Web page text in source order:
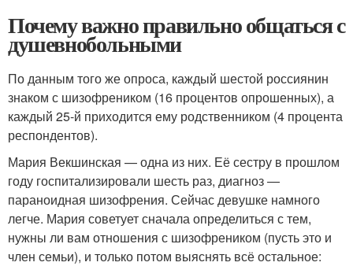
Почему важно правильно общаться с
душевнобольными
По данным того же опроса, каждый шестой россиянин
знаком с шизофреником (16 процентов опрошенных), а
каждый 25-й приходится ему родственником (4 процента
респондентов).
Мария Векшинская — одна из них. Её сестру в прошлом
году госпитализировали шесть раз, диагноз —
параноидная шизофрения. Сейчас девушке намного
легче. Мария советует сначала определиться с тем,
нужны ли вам отношения с шизофреником (пусть это и
член семьи), и только потом выяснять всё остальное: